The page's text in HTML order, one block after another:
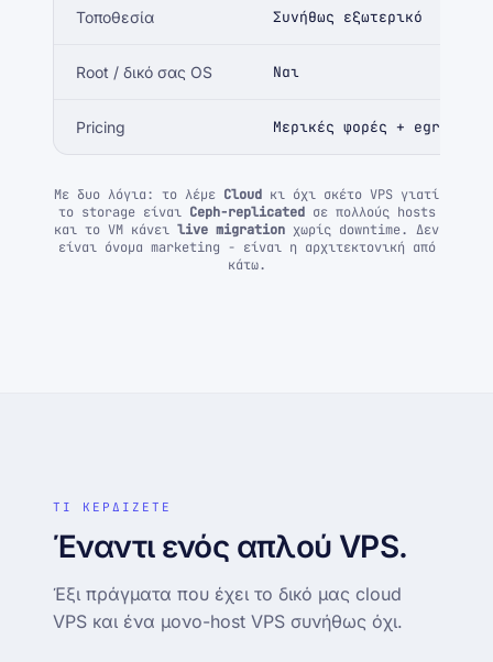
Τοποθεσία Συνήθως εξωτερικό
Root / δικό σας OS Ναι
Pricing Μερικές φορές + egress
Με δυο λόγια: το λέμε Cloud κι όχι σκέτο VPS γιατί
το storage είναι Ceph-replicatedσε πολλούς hosts
και το VM κάνει live migration χωρίς downtime. Δεν
είναι όνομα marketing - είναι η αρχιτεκτονική από
κάτω.
ΤΙ ΚΕΡΔΙΖΕΤΕ
Έναντι ενός απλού VPS.
Έξι πράγματα που έχει το δικό μας cloud
VPS και ένα μονο-host VPS συνήθως όχι.